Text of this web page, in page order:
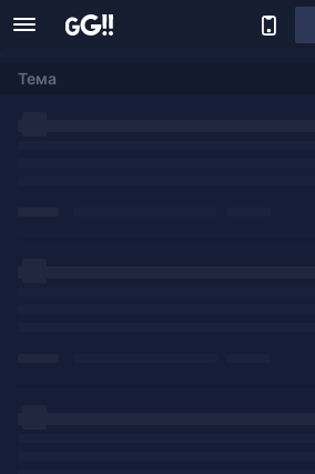
Тема